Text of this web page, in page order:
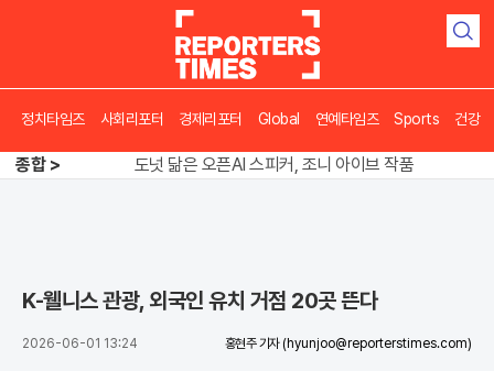
검
정치타임즈 사회리포터 경제리포터 Global 연예타임즈 Sports 건강
종합 >
도넛 닮은 오픈AI 스피커, 조니 아이브 작품
K-웰니스 관광, 외국인 유치 거점 20곳 뜬다
2026-06-01 13:24 홍현주 기자 (hyunjoo@reporterstimes.com)